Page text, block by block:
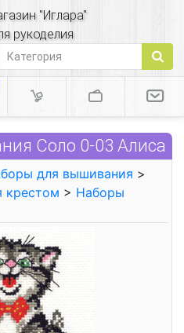
"Иглара"
рукоделия
Соло 0-03 Алиса
для вышивания >
крестом > Наборы